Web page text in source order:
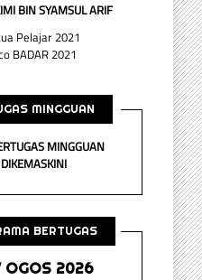
BIN SYAMSUL ARIF
Pelajar 2021
BADAR 2021
MINGGUAN
MINGGUAN
BERTUGAS
OGOS 2026